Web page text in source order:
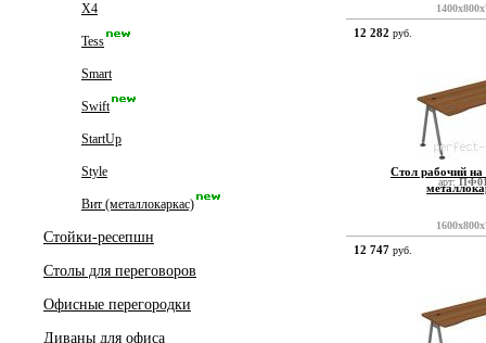
X4
Tess
Smart
Swift
StartUp
Style
Вит (металлокаркас)
Стойки-ресепшн
Столы для переговоров
Офисные перегородки
Диваны для офиса
арт:
12 282 руб.
Стол рабочий
12 747 руб.